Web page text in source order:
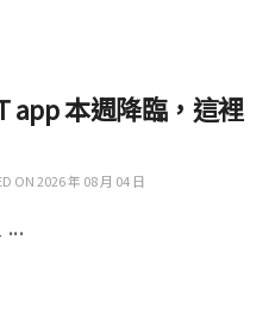
app 本週降臨，這裡
ON 2026 年 08 月 04 日